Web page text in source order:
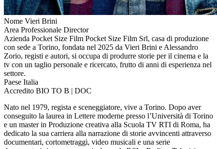
Nome Vieri Brini
Area Professionale Director
Azienda Pocket Size Film Pocket Size Film Srl, casa di produzione
con sede a Torino, fondata nel 2025 da Vieri Brini e Alessandro
Zorio, registi e autori, si occupa di produrre storie per il cinema e la
tv con un taglio personale e ricercato, frutto di anni di esperienza nel
settore.
Paese Italia
Accredito BIO TO B | DOC
Nato nel 1979, regista e sceneggiatore, vive a Torino. Dopo aver
conseguito la laurea in Lettere moderne presso l’Università di Torino
e un master in Produzione creativa alla Scuola TV RTI di Roma, ha
dedicato la sua carriera alla narrazione di storie avvincenti attraverso
documentari, cortometraggi, video musicali e una serie